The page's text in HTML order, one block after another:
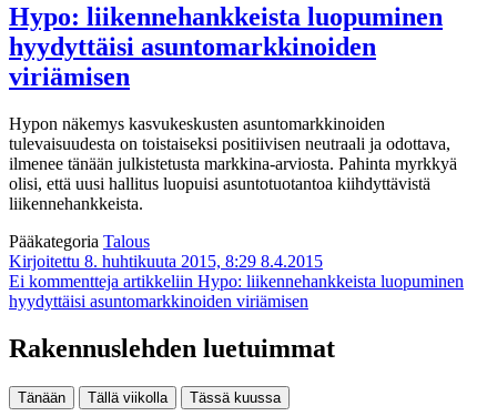
Hypo: liikennehankkeista luopuminen
hyydyttäisi asuntomarkkinoiden
viriämisen
Hypon näkemys kasvukeskusten asuntomarkkinoiden
tulevaisuudesta on toistaiseksi positiivisen neutraali ja odottava,
ilmenee tänään julkistetusta markkina-arviosta. Pahinta myrkkyä
olisi, että uusi hallitus luopuisi asuntotuotantoa kiihdyttävistä
liikennehankkeista.
Pääkategoria Talous
Kirjoitettu 8. huhtikuuta 2015, 8:29 8.4.2015
Ei kommentteja artikkeliin Hypo: liikennehankkeista luopuminen
hyydyttäisi asuntomarkkinoiden viriämisen
Rakennuslehden luetuimmat
Tänään Tällä viikolla Tässä kuussa